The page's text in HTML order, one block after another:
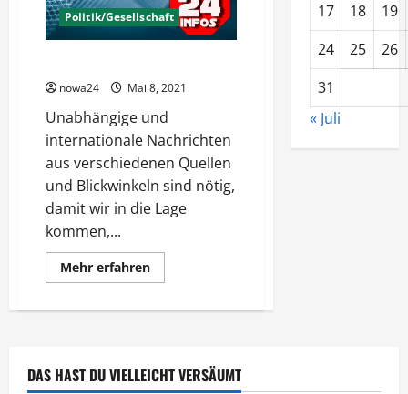
Politik/Gesellschaft
nowa24 Mai 8, 2021
Unabhängige und
internationale Nachrichten
aus verschiedenen Quellen
und Blickwinkeln sind nötig,
damit wir in die Lage
kommen,...
Mehr erfahrenMehr
Informationen
–
17
18
19
24
25
26
31
« Juli
DAS HAST DU VIELLEICHT VERSÄUMT